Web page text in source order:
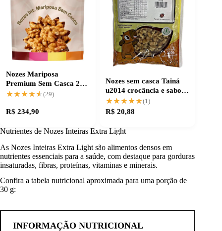
Nozes Mariposa
Premium Sem Casca 2
Kg, Crocância Extra
★★★★★
★★★★★ (29)
R$ 234,90
Nozes sem casca Tainá
u2014 crocância e sabor
puro para suas receitas
★★★★★
★★★★★(1)
R$ 20,88
Nutrientes de Nozes Inteiras Extra Light
As Nozes Inteiras Extra Light são alimentos densos em
nutrientes essenciais para a saúde, com destaque para gorduras
insaturadas, fibras, proteínas, vitaminas e minerais.
Confira a tabela nutricional aproximada para uma porção de
30 g:
INFORMAÇÃO NUTRICIONAL